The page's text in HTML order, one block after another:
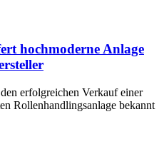
hochmoderne Anlage
erfolgreichen Verkauf einer
Rollenhandlingsanlage bekannt